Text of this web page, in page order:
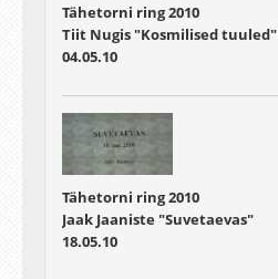
Tähetorni ring 2010
Tiit Nugis "Kosmilised tuuled"
04.05.10
Tähetorni ring 2010
Jaak Jaaniste "Suvetaevas"
18.05.10